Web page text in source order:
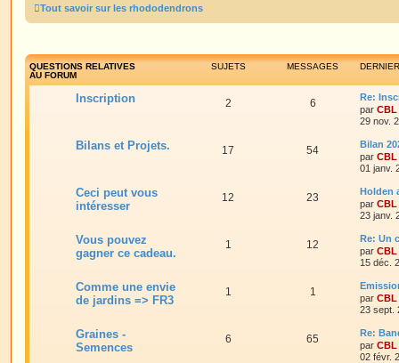
Tout savoir sur les rhododendrons
QUESTIONS RELATIVES
AU FORUM
SUJETS MESSAGES
Inscription 2 6
Re:
par CBL
29 nov.
Bilans et Projets. 17 54
Bilan
par CBL
01 janv.
Ceci peut vous
intéresser
12 23
Holden
par CBL
23 janv.
Vous pouvez
gagner ce cadeau.
1 12
Re: Un
par CBL
15 déc.
Comme une envie
de jardins => FR3
1 1
par CBL
23 sept.
Graines -
Semences
6 65
Re:
par CBL
02 févr.